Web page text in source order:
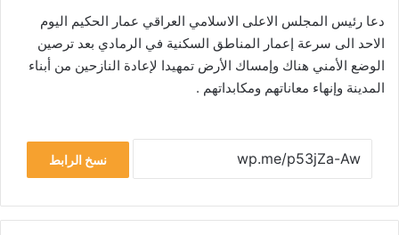
دعا رئيس المجلس الاعلى الاسلامي العراقي عمار الحكيم اليوم
الاحد الى سرعة إعمار المناطق السكنية في الرمادي بعد ترصين
الوضع الأمني هناك وإمساك الأرض تمهيدا لإعادة النازحين من أبناء
المدينة وإنهاء معاناتهم ومكابداتهم .
نسخ الرابط